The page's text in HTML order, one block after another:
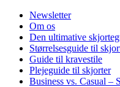
Newsletter
Om os
Den ultimative
Størrelsesguide til
Guide til kravestile
Plejeguide til skjorter
Business vs. Casual –